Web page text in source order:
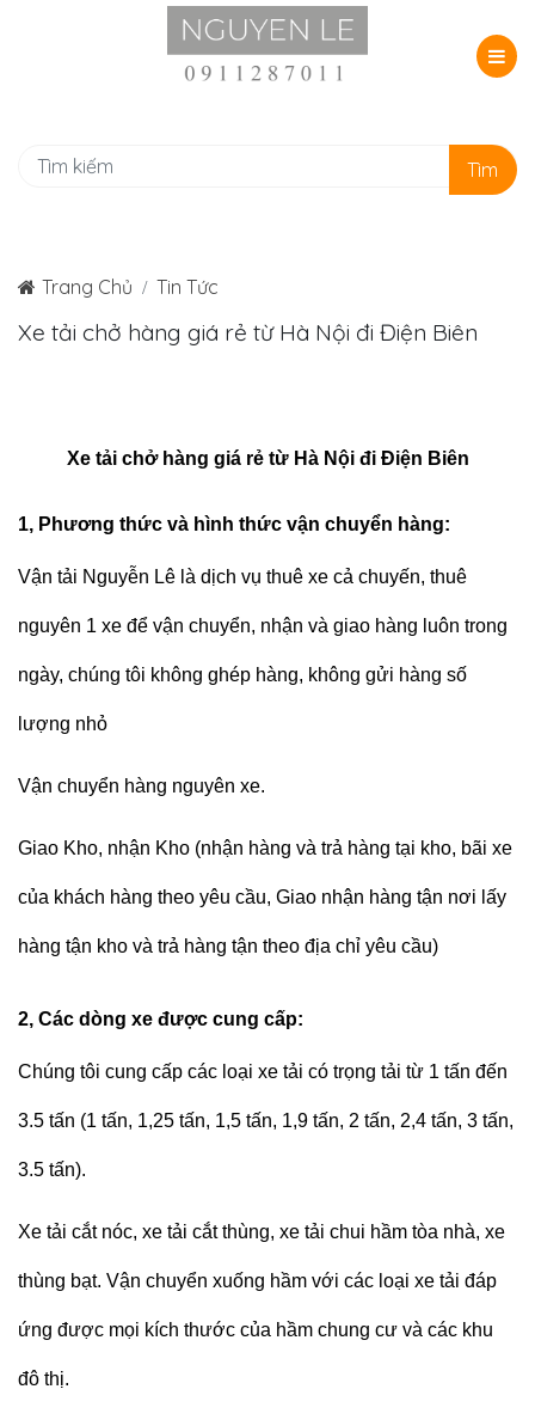
Tìm
Trang Chủ Tin Tức
Xe tải chở hàng giá rẻ từ Hà Nội đi Điện Biên
Xe tải chở hàng giá rẻ từ Hà Nội đi Điện Biên
1, Phương thức và hình thức vận chuyển hàng:
Vận tải Nguyễn Lê là dịch vụ thuê xe cả chuyến, thuê
nguyên 1 xe để vận chuyển, nhận và giao hàng luôn trong
ngày, chúng tôi không ghép hàng, không gửi hàng số
lượng nhỏ
Vận chuyển hàng nguyên xe.
Giao Kho, nhận Kho (nhận hàng và trả hàng tại kho, bãi xe
của khách hàng theo yêu cầu, Giao nhận hàng tận nơi lấy
hàng tận kho và trả hàng tận theo địa chỉ yêu cầu)
2, Các dòng xe được cung cấp:
Chúng tôi cung cấp các loại xe tải có trọng tải từ 1 tấn đến
3.5 tấn (1 tấn, 1,25 tấn, 1,5 tấn, 1,9 tấn, 2 tấn, 2,4 tấn, 3 tấn,
3.5 tấn).
Xe tải cắt nóc, xe tải cắt thùng, xe tải chui hầm tòa nhà, xe
thùng bạt. Vận chuyển xuống hầm với các loại xe tải đáp
ứng được mọi kích thước của hầm chung cư và các khu
đô thị.